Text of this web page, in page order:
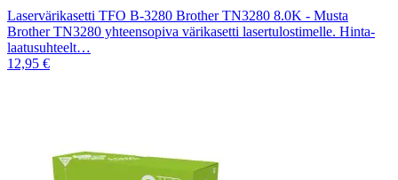
Laservärikasetti TFO B-3280 Brother TN3280 8.0K - Musta
Brother TN3280 yhteensopiva värikasetti lasertulostimelle. Hinta-
laatusuhteelt…
12,95 €